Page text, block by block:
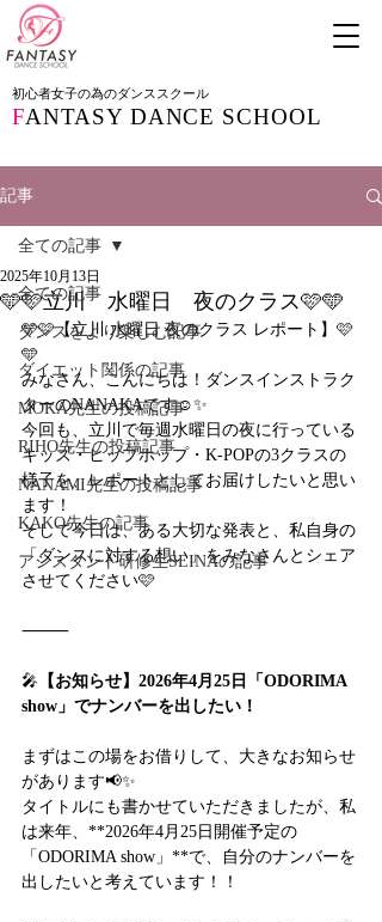
初心者女子の為のダンススクール
FANTASY DANCE SCHOOL
記事
全ての記事
ダンスをより楽しむ記事
ダイエット関係の記事
MOKA先生の投稿記事
RIHO先生の投稿記事
NANAMI先生の投稿記事
KAKO先生の記事
アシスタント研修生SEINAの記事
全ての記事
🩵🩷立川 水曜日 夜のクラス🩷🩵
2025年10月13日
🩵🩷【立川 水曜日 夜のクラス レポート】🩷
🩵
みなさん、こんにちは！ダンスインストラク
ターのNANAKAです☺️✨
今回も、立川で毎週水曜日の夜に行っている
キッズ・ヒップホップ・K-POPの3クラスの
様子を、レポートとしてお届けしたいと思い
ます！
そして今日は、ある大切な発表と、私自身の
「ダンスに対する想い」をみなさんとシェア
させてください🩷
⸻
🎤 【お知らせ】2026年4月25日「ODORIMA
show」でナンバーを出したい！
まずはこの場をお借りして、大きなお知らせ
があります📢✨
タイトルにも書かせていただきましたが、私
は来年、**2026年4月25日開催予定の
「ODORIMA show」**で、自分のナンバーを
出したいと考えています！！